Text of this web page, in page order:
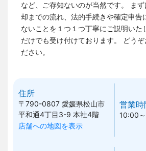
など、ご存知ないのが当然です。
ま
却までの流れ、法的手続きや確定申告
ないことを１つ１つ丁寧にご説明いた
だけでも受け付けております。
どう
ださい。
住所
〒790-0807愛媛県松山市
平和通4丁目3-9 本社4階
店舗への地図を表示
営業時
10:00